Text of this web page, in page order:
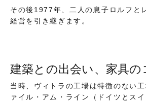
その後1977年、二人の息子ロルフと
経営を引き継ぎます。
建築との出会い、家具
当時、ヴィトラの工場は特徴のない
ァイル・アム・ライン（ドイツとス